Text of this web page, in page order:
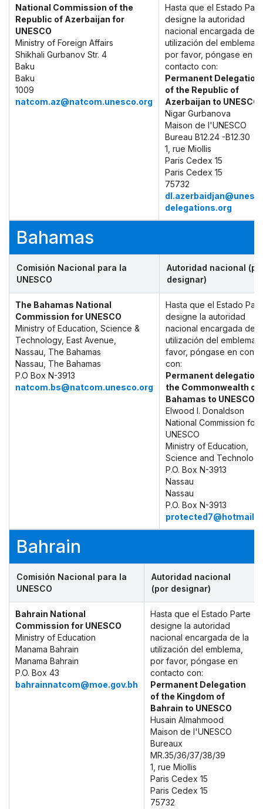
National Commission of the
Republic of Azerbaijan for
UNESCO
Ministry of Foreign Affairs
Shikhali Gurbanov Str. 4
Baku
Baku
1009
natcom.az@natcom.unesco.org
Hasta que el Estado
designe la autoridad
nacional encargada de la
utilización del emblema,
por favor, póngase en
contacto con:
Permanent Delegation
of the Republic of
Azerbaijan to UNESCO
Nigar Gurbanova
Maison de l'UNESCO
Bureau B12.24 -B12.30
1, rue Miollis
Paris Cedex 15
Paris Cedex 15
75732
delegations.org
Bahamas
Comisión Nacional para la
UNESCO
Autoridad nacional
designar)
The Bahamas National
Commission for UNESCO
Ministry of Education, Science &
Technology, East Avenue,
Nassau, The Bahamas
Nassau, The Bahamas
P.O Box N-3913
natcom.bs@natcom.unesco.org
Hasta que el Estado
designe la autoridad
nacional encargada de
utilización del emblema,
favor, póngase en
con:
Permanent delegation
the Commonwealth of
Bahamas to UNESCO
Elwood l. Donaldson
National Commission for
UNESCO
Ministry of Education,
Science and Technology
P.O. Box N-3913
Nassau
Nassau
P.O. Box N-3913
Bahrain
Comisión Nacional para la
UNESCO
Autoridad nacional
(por designar)
Bahrain National
Commission for UNESCO
Ministry of Education
Manama Bahrain
Manama Bahrain
P.O. Box 43
bahrainnatcom@moe.gov.bh
Hasta que el Estado Parte
designe la autoridad
nacional encargada de la
utilización del emblema,
por favor, póngase en
contacto con:
Permanent Delegation
of the Kingdom of
Bahrain to UNESCO
Husain Almahmood
Maison de l'UNESCO
Bureaux
MR.35/36/37/38/39
1, rue Miollis
Paris Cedex 15
Paris Cedex 15
75732